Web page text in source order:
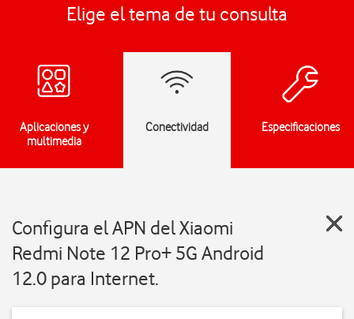
Elige el tema de tu consulta
Aplicaciones y
multimedia
Conectividad Especificaciones
Configura el APN del Xiaomi
Redmi Note 12 Pro+ 5G Android
12.0 para Internet.